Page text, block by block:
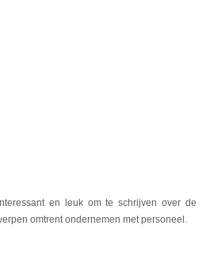
en leuk om te schrijven over de
omtrent ondernemen met personeel.